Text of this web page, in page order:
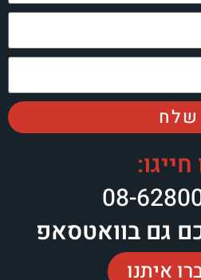
שלח
08-
גם בוואטסאפ
איתנו